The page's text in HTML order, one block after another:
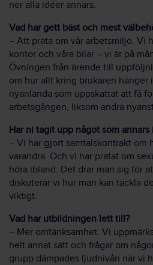
ner alla idéer annars.
Vad har gett bäst och mest
– Att prata om vår arbetsmiljö. Vi
kontor och våra bilar – vi är på
Övningen från ärende till
om hur allt kring brukaren hänger
nyanlända som uppskattat att få
arbetsgången, liksom andra
Har ni tagit upp något som
– Vi har gjort samtalskontrakt om
varandra. Och vi har pratat om
höra ibland. Det drar man sig för
diskuterar vi hur man kan tackla
viktigt.
Vad har utbildningen lett till?
– Mer omtänksamhet. Vi
helt annat sätt och frågar om
grupp dämpades ljudnivån när vi